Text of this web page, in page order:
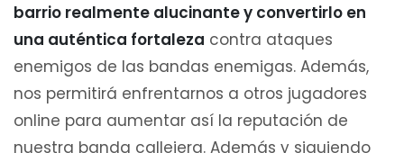
barrio realmente alucinante y convertirlo en
una auténtica fortaleza contra ataques
enemigos de las bandas enemigas. Además,
nos permitirá enfrentarnos a otros jugadores
online para aumentar así la reputación de
nuestra banda callejera. Además y siguiendo